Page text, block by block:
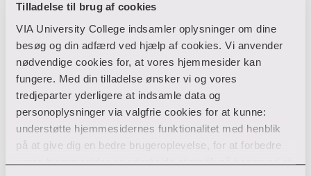
Tilladelse til brug af cookies
VIA University College indsamler oplysninger om dine
besøg og din adfærd ved hjælp af cookies. Vi anvender
nødvendige cookies for, at vores hjemmesider kan
fungere. Med din tilladelse ønsker vi og vores
tredjeparter yderligere at indsamle data og
personoplysninger via valgfrie cookies for at kunne:
understøtte hjemmesidernes funktionalitet med henblik
på at give dig en bedre brugeroplevelse, for at forbedre
vores hjemmesider og udarbejde statistik på baggrund af
Filter
Ryd filtre
Din søgning gav desværre ikke noget resultat
Giv ikke op endnu!